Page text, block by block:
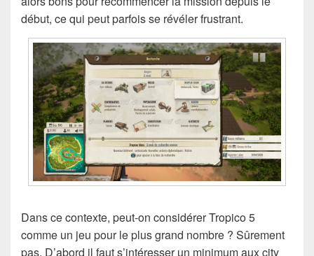
début, ce qui peut parfois se révéler frustrant.
Dans ce contexte, peut-on considérer Tropico 5
comme un jeu pour le plus grand nombre ? Sûrement
pas. D’abord il faut s’intéresser un minimum aux city